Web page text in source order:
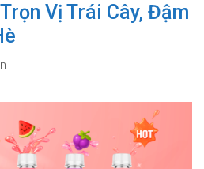
Vị Trái Cây, Đậm